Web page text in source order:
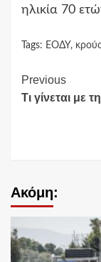
ηλικία 70
Tags: ΕΟΔΥ,
Continue
Previous
Τι γίνεται με
Ακόμη: